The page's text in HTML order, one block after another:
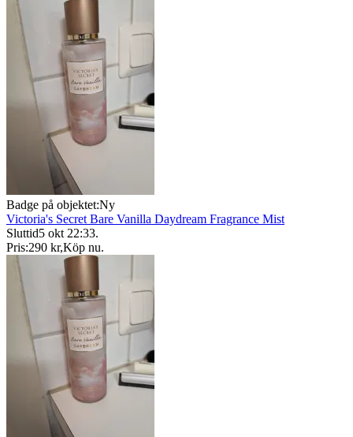
Badge på objektet:Ny
Victoria's Secret Bare Vanilla Daydream Fragrance Mist
Sluttid5 okt 22:33.
Pris:290 kr,Köp nu.